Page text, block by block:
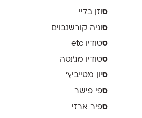
ס וזן בליי
ס וניה קורשנבוים
סטודיו etc
סטודיו מג'נטה
סיון מטייביץ׳
ספי פישר
ספיר ארזי